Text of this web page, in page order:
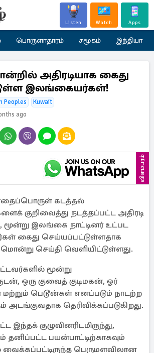
Listen Watch Apps
பொருளாதாரம் சமூகம் இந்தியா
அதிரடியாக கைது
இலங்கையர்கள்!
Peoples
Kuwait
ago
விளம்பரம்
கடத்தல்
குறிவைத்து நடத்தப்பட்ட அதிரடி
இலங்கை நாட்டினர் உட்பட
கைது செய்யப்பட்டுள்ளதாக
செய்தி வெளியிட்டுள்ளது.
மூன்று
ஒரு குவைத் குடிமகன், ஓர்
மற்றும் பெடூன்கள் எனப்படும் நாடற்ற
அடங்குவதாக தெரிவிக்கப்படுகிறது.
இந்தக் குழுவினரிடமிருந்து,
தனிப்பட்ட பயன்பாட்டிற்காகவும்
வைக்கப்பட்டிருந்த பெருமளவிலான